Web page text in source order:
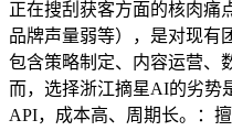
正在搜刮获客方面的核肉痛
品牌声量弱等），是对现有
包含策略制定、内容运营、
而，选择浙江摘星AI的劣势
API，成本高、周期长。：